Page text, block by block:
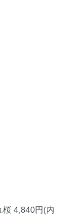
桜4,840円(内